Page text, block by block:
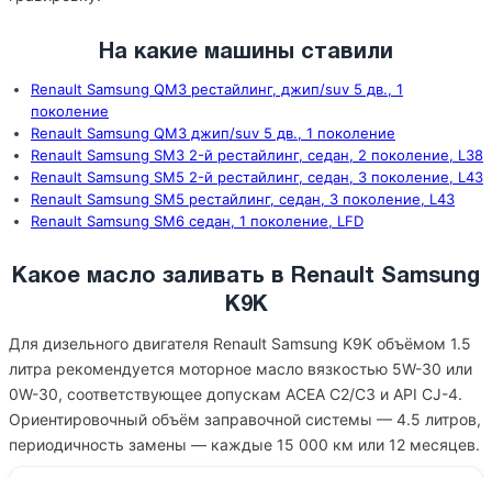
На какие машины ставили
Renault Samsung QM3 рестайлинг, джип/suv 5 дв., 1
поколение
Renault Samsung QM3 джип/suv 5 дв., 1 поколение
Renault Samsung SM3 2-й рестайлинг, седан, 2 поколение, L38
Renault Samsung SM5 2-й рестайлинг, седан, 3 поколение, L43
Renault Samsung SM5 рестайлинг, седан, 3 поколение, L43
Renault Samsung SM6 седан, 1 поколение, LFD
Какое масло заливать в Renault Samsung
K9K
Для дизельного двигателя Renault Samsung K9K объёмом 1.5
литра рекомендуется моторное масло вязкостью 5W-30 или
0W-30, соответствующее допускам ACEA C2/C3 и API CJ-4.
Ориентировочный объём заправочной системы — 4.5 литров,
периодичность замены — каждые 15 000 км или 12 месяцев.